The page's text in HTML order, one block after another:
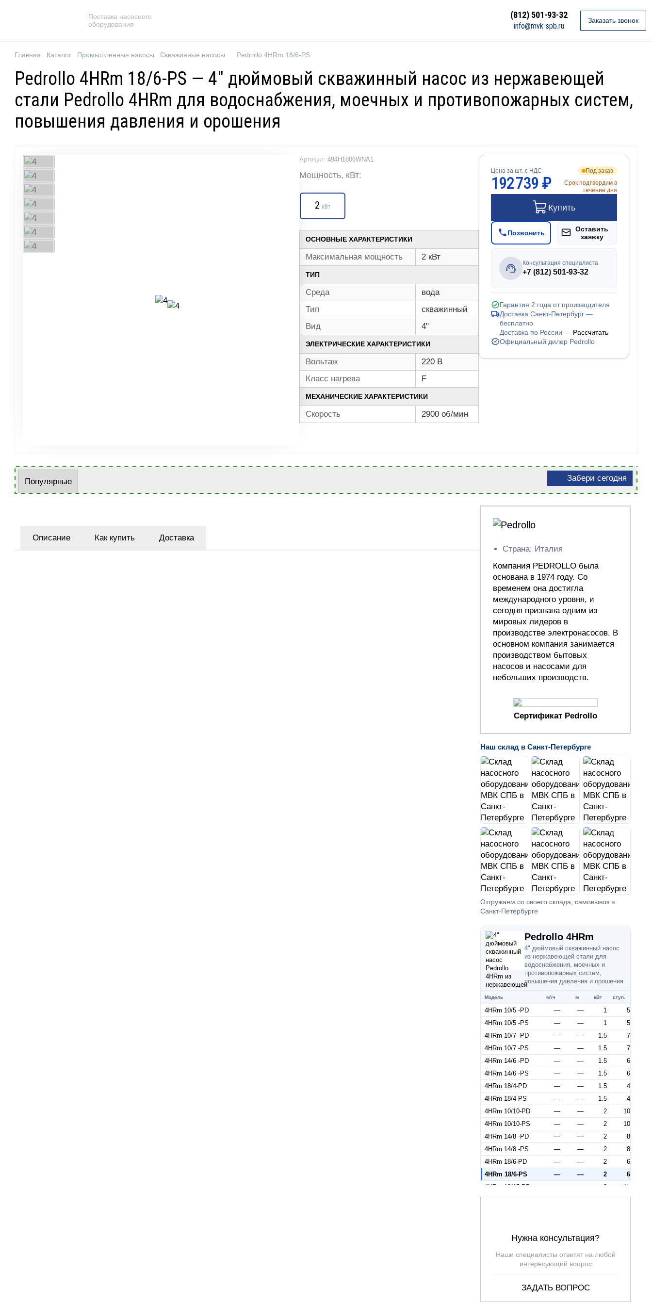
Поставка насосного
оборудования
(812) 501-93-32
info@mvk-spb.ru
Заказать звонок
Главная Каталог Промышленные насосы Скважинные насосы Pedrollo 4HRm 18/6-PS
Pedrollo 4HRm 18/6-PS — 4" дюймовый скважинный насос из нержавеющей
стали Pedrollo 4HRm для водоснабжения, моечных и противопожарных систем,
повышения давления и орошения
Артикул: 494H1806WNA1
Мощность, кВт:
2 кВт
ОСНОВНЫЕ ХАРАКТЕРИСТИКИ
Максимальная мощность 2 кВт
ТИП
Среда
вода
Тип
скважинный
Вид
4"
ЭЛЕКТРИЧЕСКИЕ ХАРАКТЕРИСТИКИ
Вольтаж
220 В
Класс нагрева
F
МЕХАНИЧЕСКИЕ ХАРАКТЕРИСТИКИ
Скорость 2900 об/мин
Цена за шт. с НДС
192 739 ₽
Под заказ
Срок подтвердим в
течение дня
Купить
Позвонить
Оставить
заявку
Консультация специалиста
+7 (812) 501-93-32
Гарантия 2 года от производителя
Доставка Санкт-Петербург —
бесплатно
Доставка по России — Рассчитать
Официальный дилер Pedrollo
Популярные Забери сегодня
Описание Как купить
Доставка
Страна: Италия
Компания PEDROLLO была
основана в 1974 году. Со
временем она достигла
международного уровня, и
сегодня признана одним из
мировых лидеров в
производстве электронасосов. В
основном компания занимается
производством бытовых
насосов и насосами для
небольших производств.
Сертификат Pedrollo
Наш склад в Санкт-Петербурге
Отгружаем со своего склада, самовывоз в
Санкт-Петербурге
Pedrollo 4HRm
4" дюймовый скважинный насос
из нержавеющей стали для
водоснабжения, моечных и
противопожарных систем,
повышения давления и орошения
Модель м³/ч м кВт ступ.
4HRm 10/5 -PD — — 1
5
4HRm 10/5 -PS
— — 1
5
4HRm 10/7 -PD
— — 1.5
7
4HRm 10/7 -PS
— — 1.5
7
4HRm 14/6 -PD
— — 1.5
6
4HRm 14/6 -PS
— — 1.5
6
4HRm 18/4-PD
— — 1.5
4
4HRm 18/4-PS
— — 1.5
4
4HRm 10/10-PD
— — 2
10
4HRm 10/10-PS
— — 2
10
4HRm 14/8 -PD
— — 2
8
4HRm 14/8 -PS
— — 2
8
4HRm 18/6-PD
— — 2
6
4HRm 18/6-PS
— — 2
6
4HRm 10/15-PD
— — 3
15
4HRm 10/15-PS
— — 3
15
4HRm 18/9-PD
— —
15 57.5
15 28.5
4HRm 10/7
15 40 —
7
Нужна консультация?
Наши специалисты ответят на любой
интересующий вопрос
ЗАДАТЬ ВОПРОС